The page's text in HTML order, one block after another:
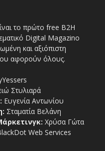
το πρώτο free Β2Η
Digital Magazino
και αξιόπιστη
αφορούν όλους.
Στυλιαρά
Ευγενία Αντωνίου
Σταματία Βελάνη
Χρύσα Γώτα
Web Services